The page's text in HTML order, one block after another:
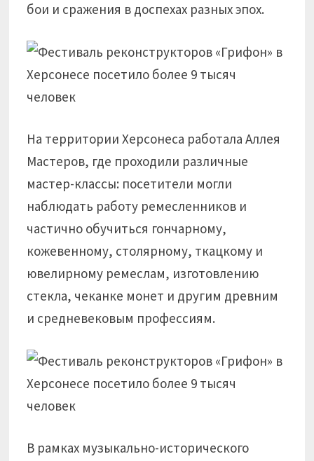
бои и сражения в доспехах разных эпох.
На территории Херсонеса работала Аллея
Мастеров, где проходили различные
мастер-классы: посетители могли
наблюдать работу ремесленников и
частично обучиться гончарному,
кожевенному, столярному, ткацкому и
ювелирному ремеслам, изготовлению
стекла, чеканке монет и другим древним
и средневековым профессиям.
В рамках музыкально-исторического